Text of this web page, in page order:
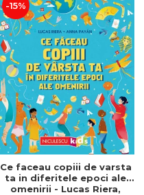
-15%
Ce faceau copiii de varsta
ta in diferitele epoci ale
omenirii - Lucas Riera,